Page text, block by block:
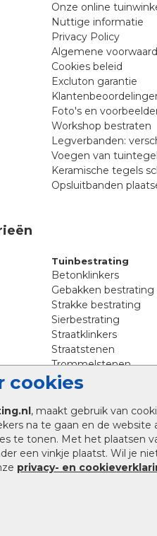
cookies
, maakt gebruik van
na te gaan en de
te tonen. Met het plaatsen
een vinkje plaatst. Wil je
privacy- en
Onze online
Nuttige informatie
Privacy Policy
Algemene
Cookies beleid
Excluton garantie
Foto's en
Workshop bestraten
Legverbanden:
Voegen van
Keramische tegels
Opsluitbanden
Tuinbestrating
Betonklinkers
Gebakken bestrating
Strakke bestrating
Sierbestrating
Straatklinkers
Straatstenen
Trommelstenen
Tuinstenen
Wildverband
Kingstones